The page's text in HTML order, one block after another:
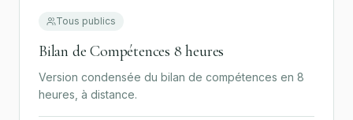
Tous publics
Bilan de Compétences 8 heures
Version condensée du bilan de compétences en 8
heures, à distance.